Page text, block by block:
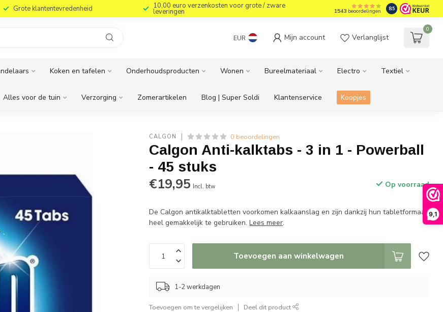
9,1
Grote klantentevredenheid 10,00 euro verzenkosten voor grote / zware
leveringen 1543beoordelingen 8.5
EUR Mijn account Verlanglijst
0
Koken en tafelen Onderhoudsproducten Wonen Bureelmateriaal Electro Textiel
Alles voor de tuin Verzorging Zomerartikelen Blog | Super Soldi Klantenservice Koopjes
CALGON 0 beoordelingen
Calgon Anti-kalktabs - 3 in 1 - Powerball
- 45 stuks
€19,95 Incl. btw Op voorraad
De Calgon antikalktabletten voorkomen kalkaanslag en zijn dankzij hun tabletformaat
heel gemakkelijk te gebruiken.Lees meer.
Toevoegen aan winkelwagen
1-2 werkdagen
Toevoegen om te vergelijken Deel dit product